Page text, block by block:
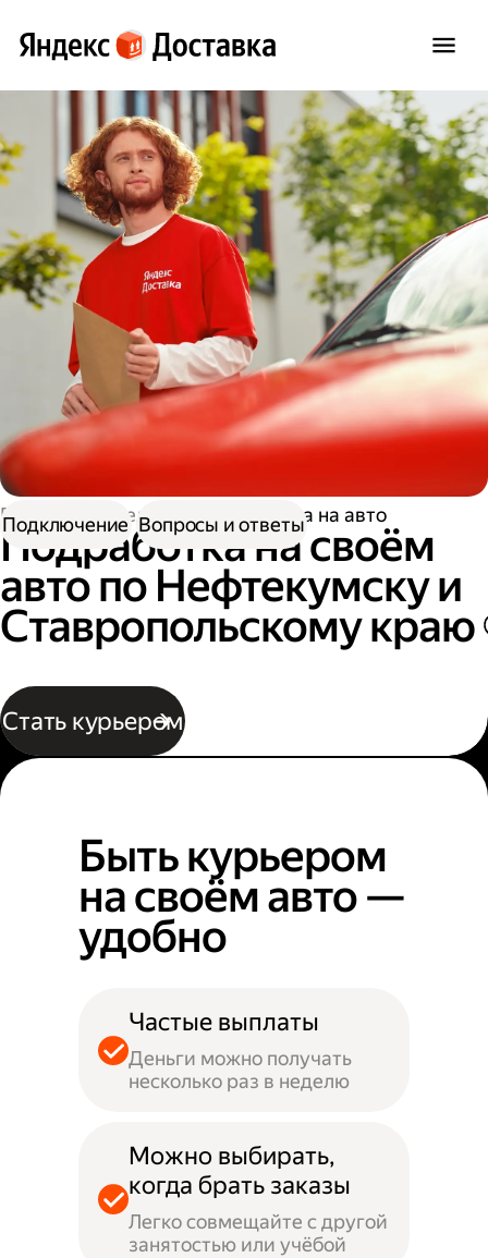
Работа водителем Подработка на авто
Подработка на своём
авто по Нефтекумску и
Ставропольскому краю
Стать курьером
Подключение Вопросы и ответы
Быть курьером
на своём авто —
удобно
Частые выплаты
Деньги можно получать
несколько раз в неделю
Можно выбирать,
когда брать заказы
Легко совмещайте с другой
занятостью или учёбой